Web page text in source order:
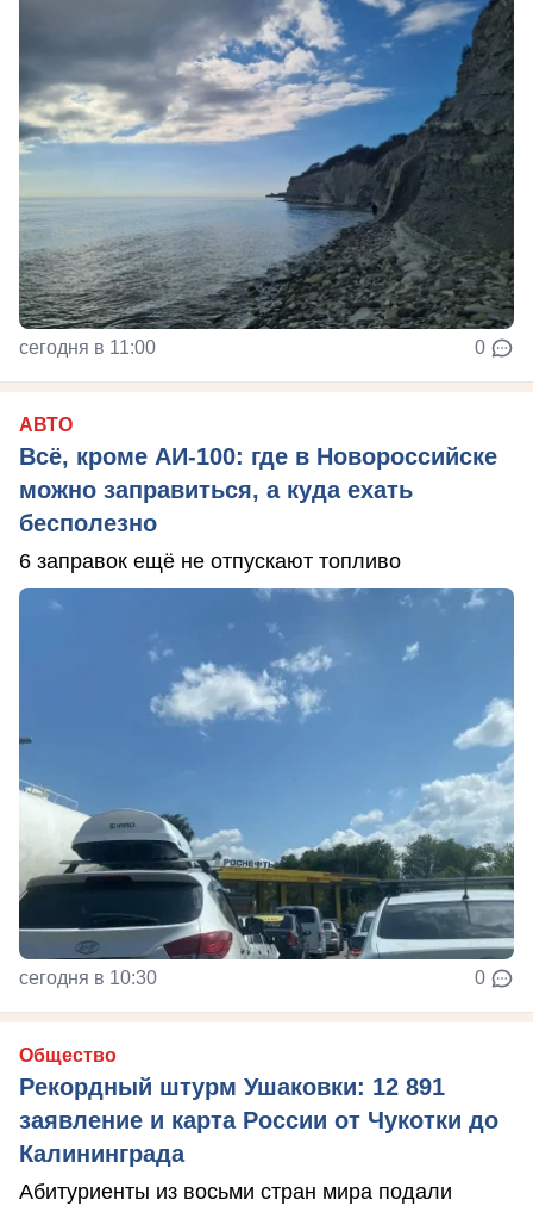
сегодня в 11:00 0
АВТО
Всё, кроме АИ-100: где в Новороссийске
можно заправиться, а куда ехать
бесполезно
6 заправок ещё не отпускают топливо
сегодня в 10:30 0
Общество
Рекордный штурм Ушаковки: 12 891
заявление и карта России от Чукотки до
Калининграда
Абитуриенты из восьми стран мира подали